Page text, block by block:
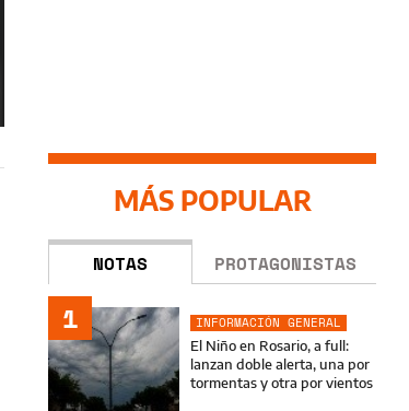
MÁS POPULAR
NOTAS PROTAGONISTAS
1
INFORMACIÓN GENERAL
El Niño en Rosario, a full:
lanzan doble alerta, una por
tormentas y otra por vientos